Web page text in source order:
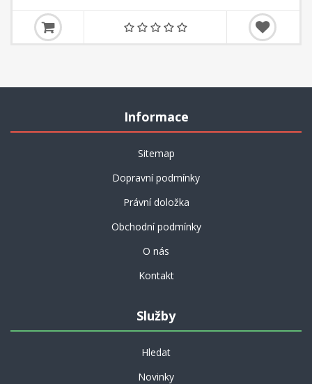
Informace
Sitemap
Dopravní podmínky
Právní doložka
Obchodní podmínky
O nás
Kontakt
Služby
Hledat
Novinky